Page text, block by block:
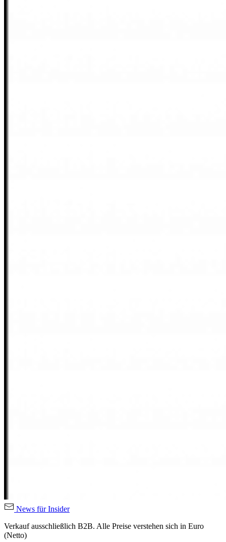
News für Insider
Verkauf ausschließlich B2B. Alle Preise verstehen sich in Euro
(Netto)